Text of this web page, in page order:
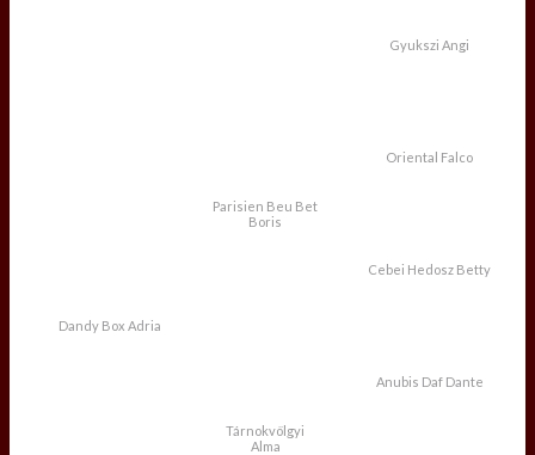
Gyukszi Angi
Dandy Box Adria
Parisien Beu Bet
Boris
Oriental Falco
Cebei Hedosz Betty
Tárnokvölgyi
Alma
Anubis Daf Dante